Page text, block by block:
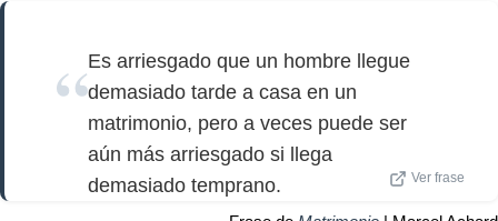
Es arriesgado que un hombre llegue
demasiado tarde a casa en un
matrimonio, pero a veces puede ser
aún más arriesgado si llega
demasiado temprano.
Ver frase